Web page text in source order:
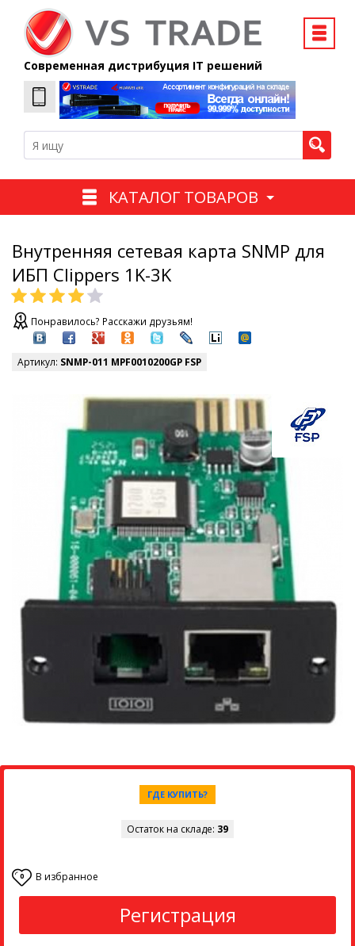
Современная дистрибуция IT решений
КАТАЛОГ ТОВАРОВ
Внутренняя сетевая карта SNMP для
ИБП Clippers 1K-3K
Понравилось? Расскажи друзьям!
Артикул: SNMP-011 MPF0010200GP FSP
ГДЕ КУПИТЬ?
Остаток на складе: 39
0 В избранное
Регистрация